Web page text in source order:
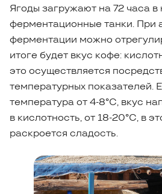
Ягоды загружают на 72 часа
ферментационные танки. При
ферментации можно
итоге будет вкус кофе:
это осуществляется
температурных показателей.
температура от 4-8°C, вкус
в кислотность, от 18-20°С, в
раскроется сладость.